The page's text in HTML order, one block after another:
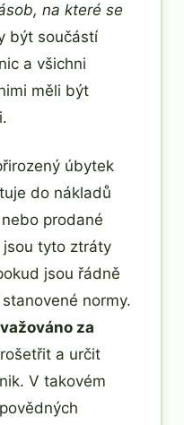
na které se
být součástí
a všichni
měli být
úbytek
do nákladů
prodané
jsou tyto ztráty
jsou řádně
normy.
za
a určit
V takovém